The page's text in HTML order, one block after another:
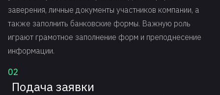
заверения, личные документы участников компании, а
также заполнить банковские формы. Важную роль
играют грамотное заполнение форм и преподнесение
информации.
02
Подача заявки